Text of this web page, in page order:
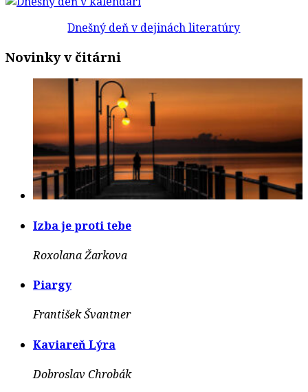
Dnešný deň v dejinách literatúry
Novinky v čitárni
Izba je proti tebe
Roxolana Žarkova
Piargy
František Švantner
Kaviareň Lýra
Dobroslav Chrobák